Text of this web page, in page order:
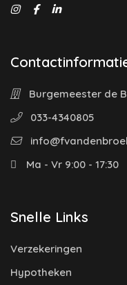
Burgemeester de
033-4340805
Ma - Vr 9:00 - 17:30
Snelle Links
Verzekeringen
Hypotheken